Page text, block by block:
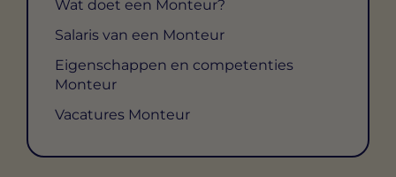
Wat doet een Monteur?
Salaris van een Monteur
Eigenschappen en competenties
Monteur
Vacatures Monteur